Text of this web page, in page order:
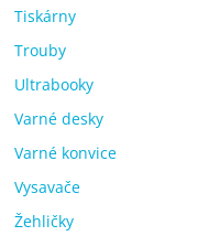
Tiskárny
Trouby
Ultrabooky
Varné desky
Varné konvice
Vysavače
Žehličky